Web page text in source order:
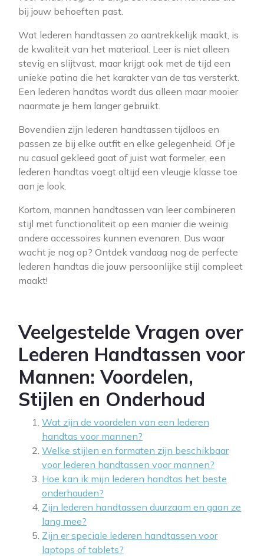
bij jouw behoeften past.
Wat lederen handtassen zo aantrekkelijk maakt, is
de kwaliteit van het materiaal. Leer is niet alleen
stevig en slijtvast, maar krijgt ook met de tijd een
unieke patina die het karakter van de tas versterkt.
Een lederen handtas wordt dus alleen maar mooier
naarmate je hem langer gebruikt.
Bovendien zijn lederen handtassen tijdloos en
passen ze bij elke outfit en elke gelegenheid. Of je
nu casual gekleed gaat of juist wat formeler, een
lederen handtas voegt altijd een vleugje klasse toe
aan je look.
Kortom, mannen handtassen van leer combineren
stijl met functionaliteit op een manier die weinig
andere accessoires kunnen evenaren. Dus waar
wacht je nog op? Ontdek vandaag nog de perfecte
lederen handtas die jouw persoonlijke stijl compleet
maakt!
Veelgestelde Vragen over
Lederen Handtassen voor
Mannen: Voordelen,
Stijlen en Onderhoud
Wat zijn de voordelen van een lederen
handtas voor mannen?
Welke stijlen en formaten zijn beschikbaar
voor lederen handtassen voor mannen?
Hoe kan ik mijn lederen handtas het beste
onderhouden?
Zijn lederen handtassen duurzaam en gaan ze
lang mee?
Zijn er speciale lederen handtassen voor
laptops of tablets?